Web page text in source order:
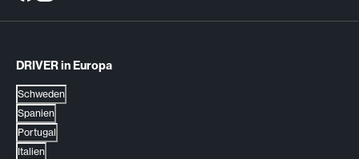
DRIVER in Europa
Schweden
Spanien
Portugal
Italien